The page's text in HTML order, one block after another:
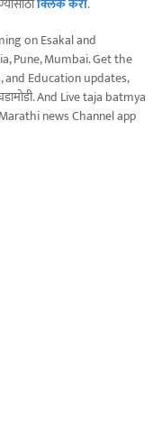
on Esakal and
Pune, Mumbai. Get the
and Education updates,
घडामोडी. And Live taja batmya
news Channel app